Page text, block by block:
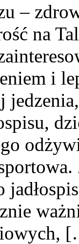
–
na
i